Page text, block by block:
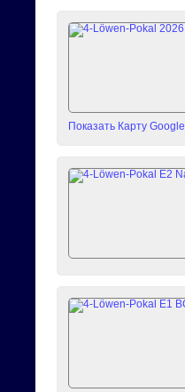
Показать Карту Google